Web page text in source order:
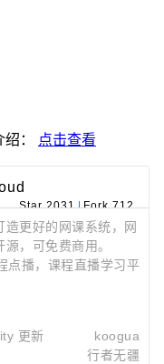
绍： 点击查看
Star 2031|Fork 712
更好的网课系统，网
，可免费商用。
点播，课程直播学习平
更新
koogua
行者无疆